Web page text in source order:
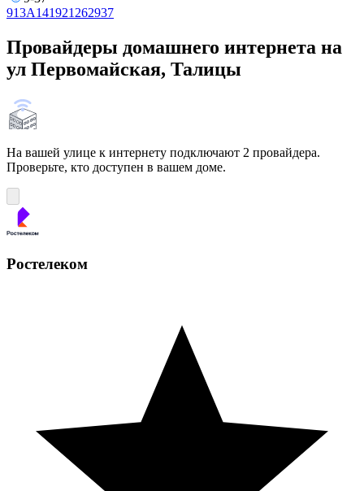
913А141921 262937
Провайдеры домашнего интернета на
ул Первомайская, Талицы
На вашей улице к интернету подключают 2 провайдера.
Проверьте, кто доступен в вашем доме.
Ростелеком